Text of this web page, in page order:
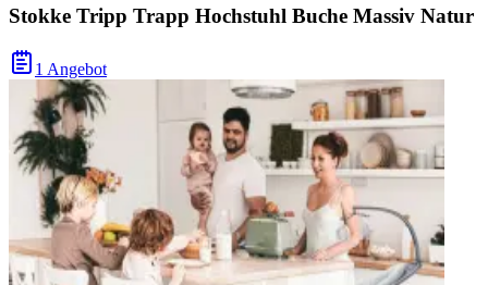
Stokke Tripp Trapp Hochstuhl Buche Massiv Natur
1 Angebot